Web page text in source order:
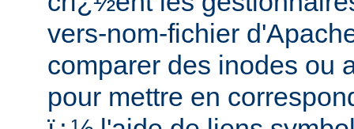
vers-nom-fichier
comparer des inodes ou
pour mettre en